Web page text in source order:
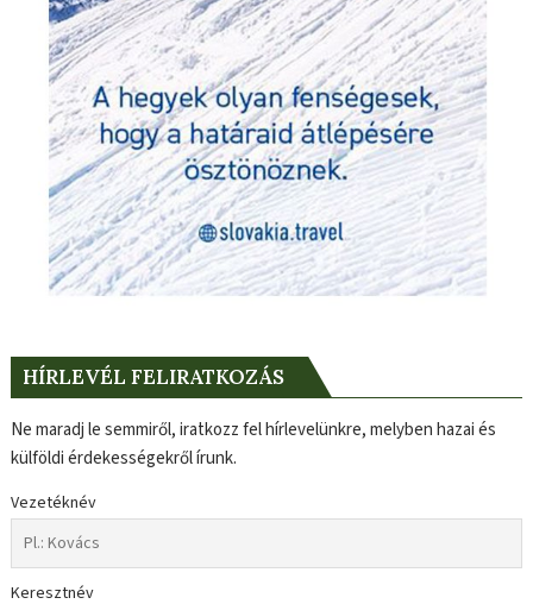
HÍRLEVÉL FELIRATKOZÁS
Ne maradj le semmiről, iratkozz fel hírlevelünkre, melyben hazai és
külföldi érdekességekről írunk.
Vezetéknév
Keresztnév